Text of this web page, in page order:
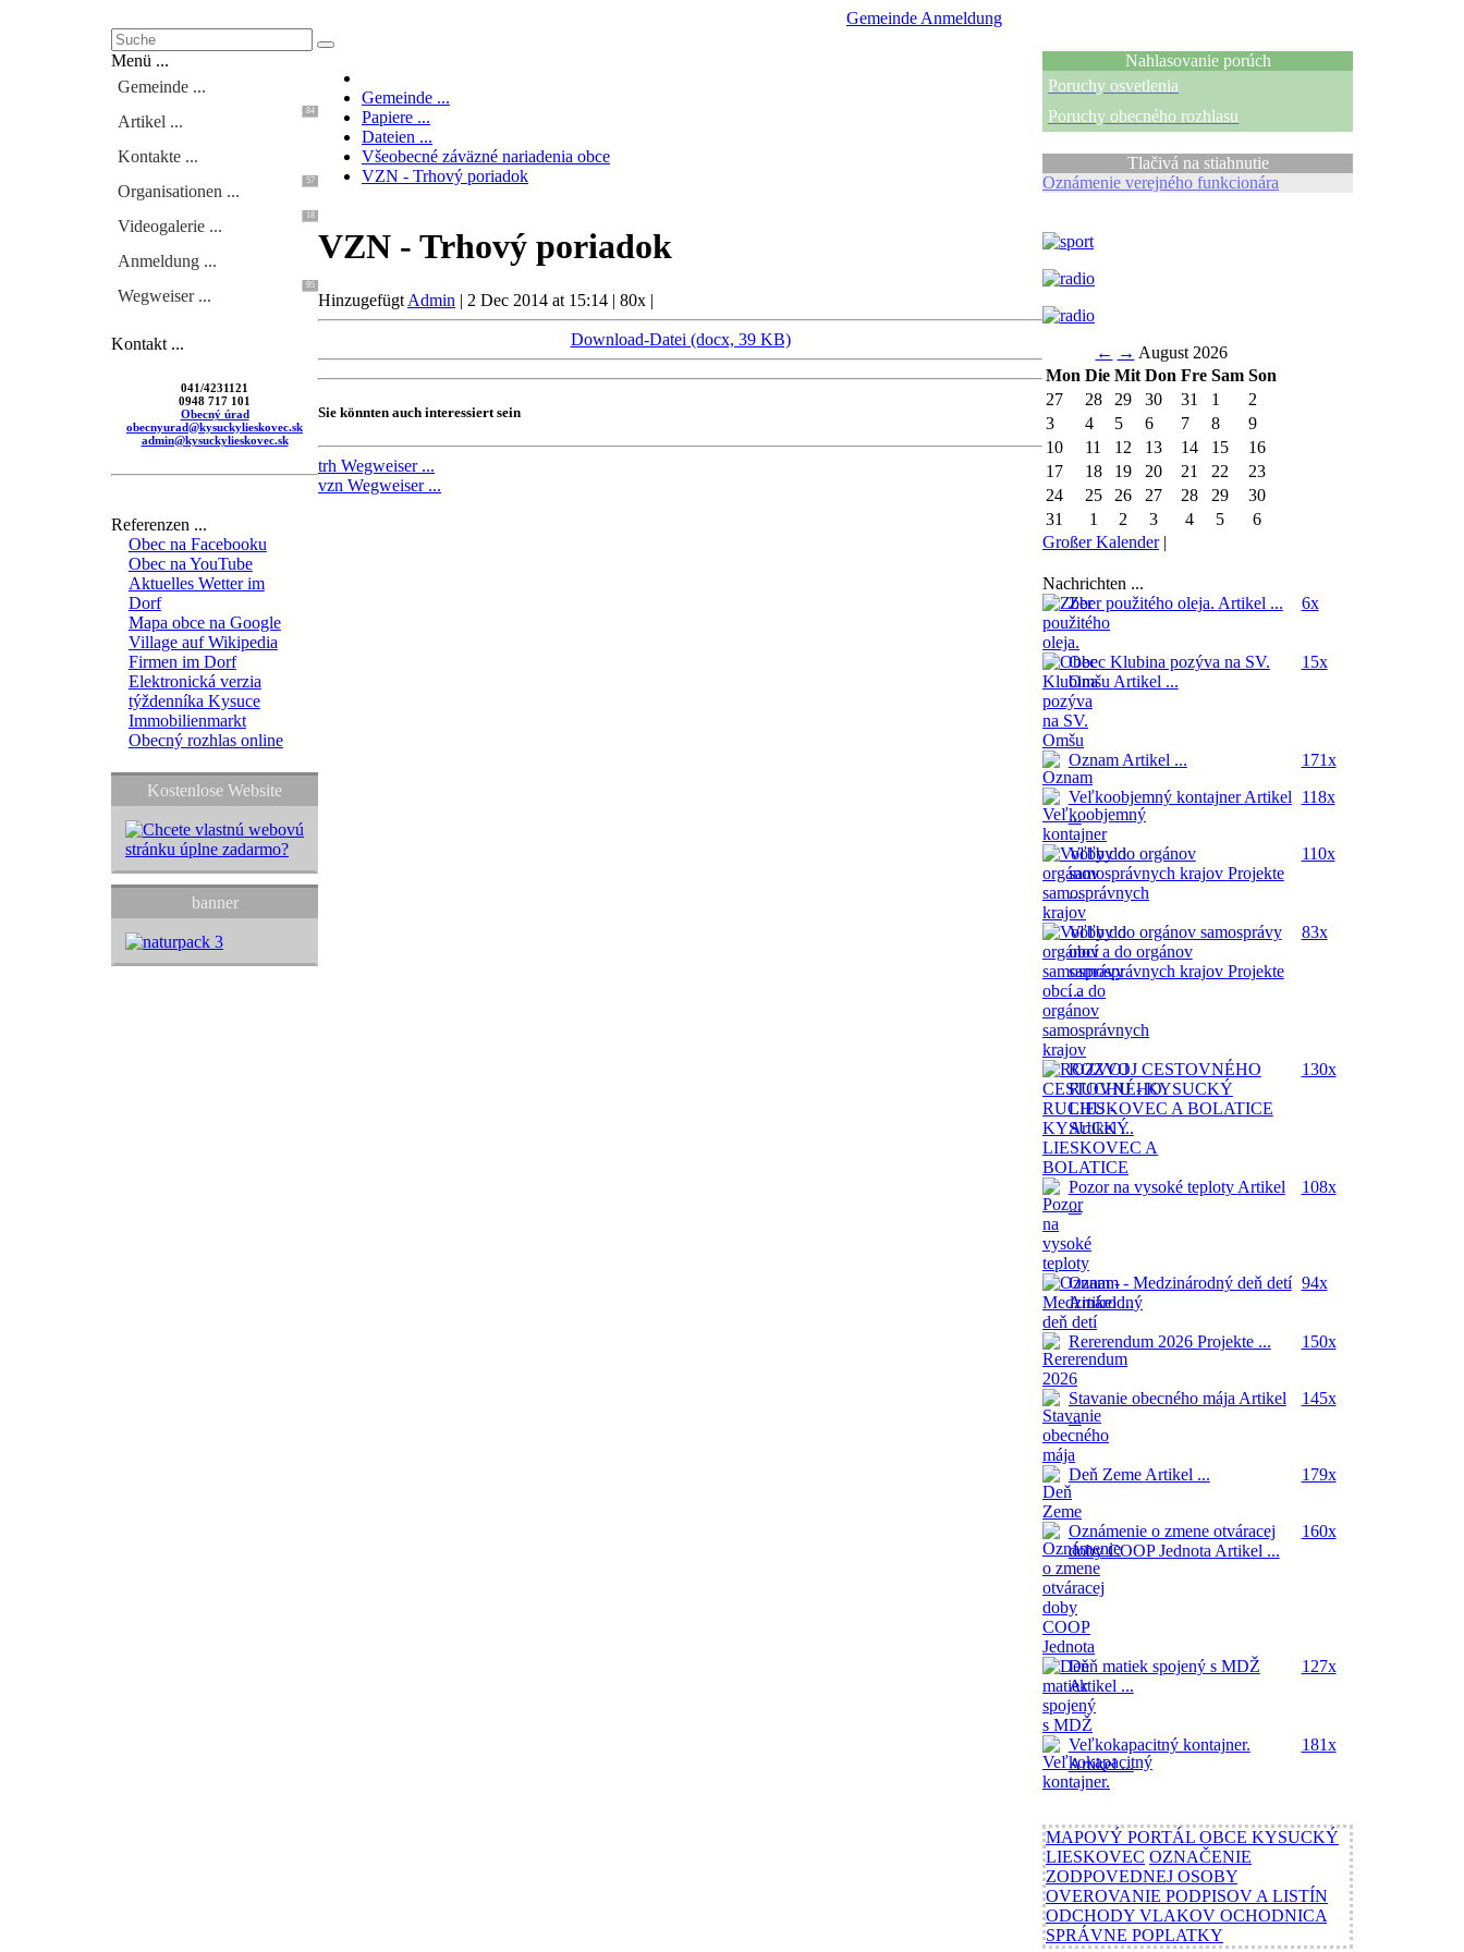
Gemeinde Anmeldung
Menü ...
Gemeinde ...
Artikel ...
84
Kontakte ...
Organisationen ...
57
Videogalerie ...
18
Anmeldung ...
Wegweiser ...
95
Kontakt ...
041/4231121
0948 717 101
Obecný úrad
obecnyurad@kysuckylieskovec.sk
admin@kysuckylieskovec.sk
Referenzen ...
Obec na Facebooku
Obec na YouTube
Aktuelles Wetter im
Dorf
Mapa obce na Google
Village auf Wikipedia
Firmen im Dorf
Elektronická verzia
týždenníka Kysuce
Immobilienmarkt
Obecný rozhlas online
Kostenlose Website
banner
Gemeinde ...
Papiere ...
Dateien ...
Všeobecné záväzné nariadenia obce
VZN - Trhový poriadok
VZN - Trhový poriadok
Hinzugefügt Admin | 2 Dec 2014 at 15:14 | 80x |
Download-Datei (docx, 39 KB)
Sie könnten auch interessiert sein
trh Wegweiser ...
vzn Wegweiser ...
Nahlasovanie porúch
Poruchy osvetlenia
Poruchy obecného rozhlasu
Tlačivá na stiahnutie
Oznámenie verejného funkcionára
← → August 2026
Mon Die Mit Don Fre Sam Son
27
28 29 30 31 1
2
3
4 5 6 7 8
9
10
11 12 13 14 15
16
17
18 19 20 21 22
23
24
25 26 27 28 29
30
31
1 2 3 4 5
6
Großer Kalender|
Nachrichten ...
Zber použitého oleja. Artikel ... 6x
Obec Klubina pozýva na SV.
Omšu Artikel ...
15x
Oznam Artikel ...
171x
Veľkoobjemný kontajnerArtikel
...
118x
Voľby do orgánov
samosprávnych krajov Projekte
...
110x
Voľby do orgánov samosprávy
obcí a do orgánov
samosprávnych krajov Projekte
...
83x
ROZVOJ CESTOVNÉHO
RUCHU - KYSUCKÝ
LIESKOVEC A BOLATICE
Artikel ...
130x
Pozor na vysoké teploty Artikel
...
108x
Oznam - Medzinárodný deň detí
Artikel ...
94x
Rererendum 2026 Projekte ... 150x
Stavanie obecného mája Artikel
...
145x
Deň Zeme Artikel ... 179x
Oznámenie o zmene otváracej
doby COOP Jednota Artikel ...
160x
Deň matiek spojený s MDŽ
Artikel ...
127x
Veľkokapacitný kontajner.
Artikel ...
181x
MAPOVÝ PORTÁL OBCE KYSUCKÝ
LIESKOVEC OZNAČENIE
ZODPOVEDNEJ OSOBY
OVEROVANIE PODPISOV A LISTÍN
ODCHODY VLAKOV OCHODNICA
SPRÁVNE POPLATKY